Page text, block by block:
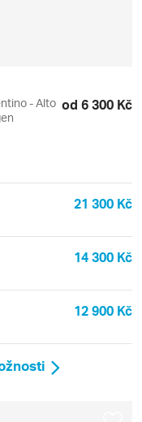
- Alto od 6 300 Kč
21 300 Kč
14 300 Kč
12 900 Kč